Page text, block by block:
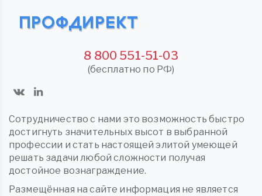
8 800 551-51-03
(бесплатно по РФ)
Сотрудничество с нами это возможность быстро
достигнуть значительных высот в выбранной
профессии и стать настоящей элитой умеющей
решать задачи любой сложности получая
достойное вознаграждение.
Размещённая на сайте информация не является